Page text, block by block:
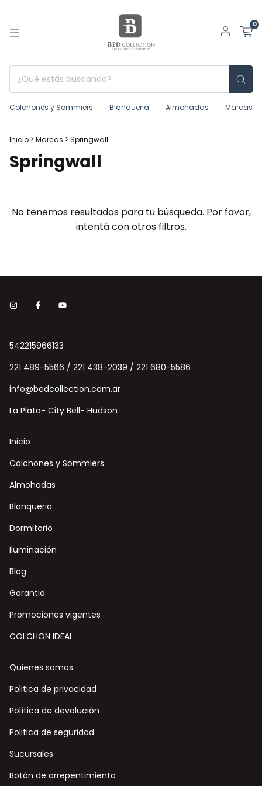
0
Colchones y Sommiers Blanqueria Almohadas Marcas
Inicio > Marcas > Springwall
Springwall
No tenemos resultados para tu búsqueda. Por favor,
intentá con otros filtros.
542215966133
221 489-5566 / 221 438-2039 / 221 680-5586
info@bedcollection.com.ar
La Plata- City Bell- Hudson
Inicio
Colchones y Sommiers
Almohadas
Blanqueria
Dormitorio
Iluminación
Blog
Garantia
Promociones vigentes
COLCHON IDEAL
Quienes somos
Politica de privacidad
Política de devolución
Politica de seguridad
Sucursales
Botón de arrepentimiento